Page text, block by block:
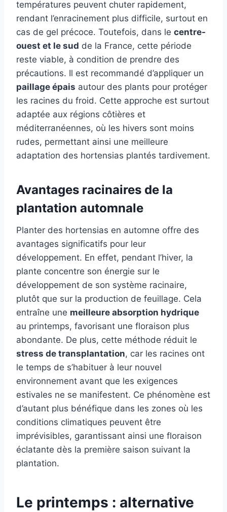
températures peuvent chuter rapidement,
rendant l’enracinement plus difficile, surtout en
cas de gel précoce. Toutefois, dans le centre-
ouest et le sud de la France, cette période
reste viable, à condition de prendre des
précautions. Il est recommandé d’appliquer un
paillage épais autour des plants pour protéger
les racines du froid. Cette approche est surtout
adaptée aux régions côtières et
méditerranéennes, où les hivers sont moins
rudes, permettant ainsi une meilleure
adaptation des hortensias plantés tardivement.
Avantages racinaires de la
plantation automnale
Planter des hortensias en automne offre des
avantages significatifs pour leur
développement. En effet, pendant l’hiver, la
plante concentre son énergie sur le
développement de son système racinaire,
plutôt que sur la production de feuillage. Cela
entraîne une meilleure absorption hydrique
au printemps, favorisant une floraison plus
abondante. De plus, cette méthode réduit le
stress de transplantation, car les racines ont
le temps de s’habituer à leur nouvel
environnement avant que les exigences
estivales ne se manifestent. Ce phénomène est
d’autant plus bénéfique dans les zones où les
conditions climatiques peuvent être
imprévisibles, garantissant ainsi une floraison
éclatante dès la première saison suivant la
plantation.
Le printemps : alternative